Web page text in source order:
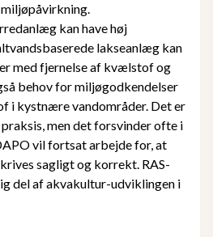
kan have høj
lakseanlæg kan
med fjernelse af kvælstof og
behov for miljøgodkendelser
i kystnære vandområder. Det er
men det forsvinder ofte i
vil fortsat arbejde for, at
sagligt og korrekt. RAS-
del af akvakultur-udviklingen i